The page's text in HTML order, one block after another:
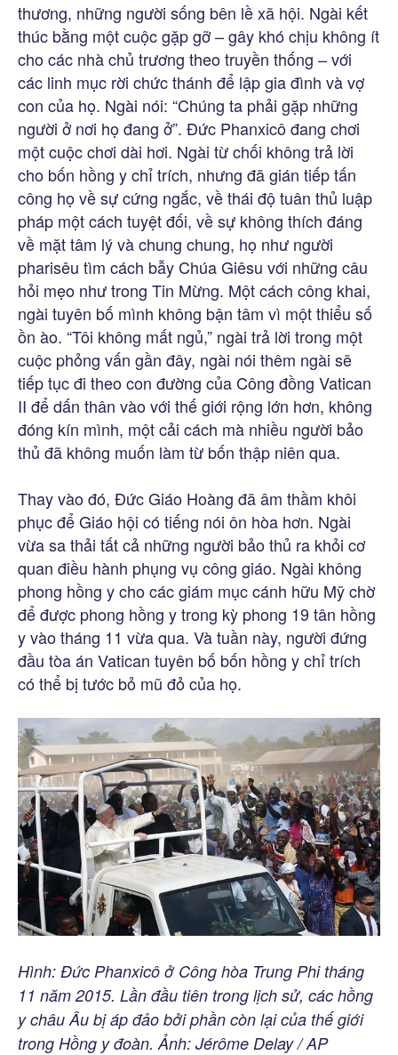
thương, những người sống bên lề xã hội. Ngài kết
thúc bằng một cuộc gặp gỡ – gây khó chịu không ít
cho các nhà chủ trương theo truyền thống – với
các linh mục rời chức thánh để lập gia đình và vợ
con của họ. Ngài nói: “Chúng ta phải gặp những
người ở nơi họ đang ở”. Đức Phanxicô đang chơi
một cuộc chơi dài hơi. Ngài từ chối không trả lời
cho bốn hồng y chỉ trích, nhưng đã gián tiếp tấn
công họ về sự cứng ngắc, về thái độ tuân thủ luập
pháp một cách tuyệt đối, về sự không thích đáng
về mặt tâm lý và chung chung, họ như người
pharisêu tìm cách bẫy Chúa Giêsu với những câu
hỏi mẹo như trong Tin Mừng. Một cách công khai,
ngài tuyên bố mình không bận tâm vì một thiểu số
ồn ào. “Tôi không mất ngủ,” ngài trả lời trong một
cuộc phỏng vấn gần đây, ngài nói thêm ngài sẽ
tiếp tục đi theo con đường của Công đồng Vatican
II để dấn thân vào với thế giới rộng lớn hơn, không
đóng kín mình, một cải cách mà nhiều người bảo
thủ đã không muốn làm từ bốn thập niên qua.
Thay vào đó, Đức Giáo Hoàng đã âm thầm khôi
phục để Giáo hội có tiếng nói ôn hòa hơn. Ngài
vừa sa thải tất cả những người bảo thủ ra khỏi cơ
quan điều hành phụng vụ công giáo. Ngài không
phong hồng y cho các giám mục cánh hữu Mỹ chờ
để được phong hồng y trong kỳ phong 19 tân hồng
y vào tháng 11 vừa qua. Và tuần này, người đứng
đầu tòa án Vatican tuyên bố bốn hồng y chỉ trích
có thể bị tước bỏ mũ đỏ của họ.
Hình: Đức Phanxicô ở Công hòa Trung Phi tháng
11 năm 2015. Lần đầu tiên trong lịch sử, các hồng
y châu Âu bị áp đảo bởi phần còn lại của thế giới
trong Hồng y đoàn. Ảnh: Jérôme Delay / AP